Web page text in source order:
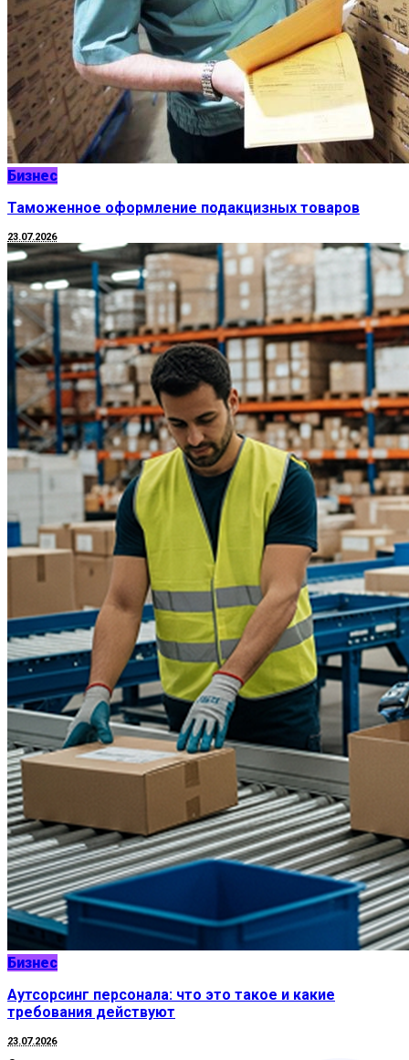
Бизнес
Таможенное оформление подакцизных товаров
23.07.2026
Бизнес
Аутсорсинг персонала: что это такое и какие
требования действуют
23.07.2026